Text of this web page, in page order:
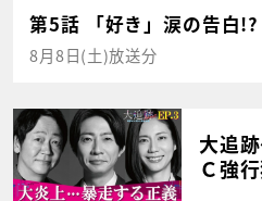
第5話 「好き」涙の告白!?
8月8日(土)放送分
大追
Ｃ強